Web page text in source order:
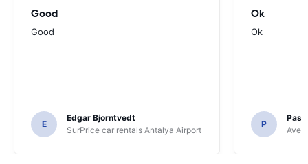
Good
Good
E
Edgar Bjorntvedt
SurPrice car rentals Antalya Airport
Ok
Ok
P
Avec